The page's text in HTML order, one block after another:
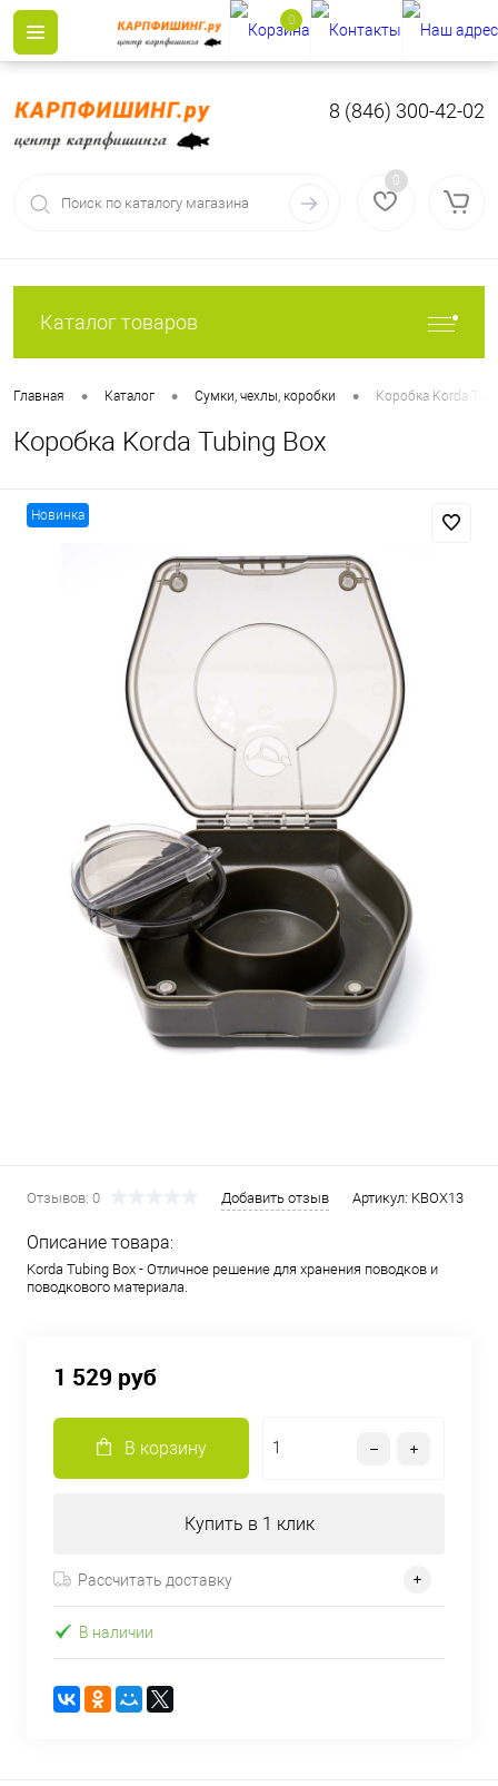
8 (846) 300-42-02
0
Каталог товаров
Главная • Каталог • Сумки, чехлы, коробки • Коробка Korda
Коробка Korda Tubing Box
Новинка
Отзывов: 0 Добавить отзыв Артикул: KBOX13
Описание товара:
Korda Tubing Box - Отличное решение для хранения поводков и
поводкового материала.
1 529 руб
В корзину
Купить в 1 клик
Рассчитать доставку
В наличии
0